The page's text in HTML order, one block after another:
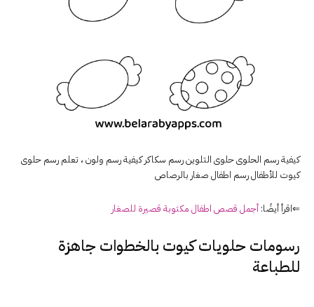
كيفية رسم الحلوى حلوى التلوين رسم سكاكر كيفية رسم ولون ، تعلم رسم حلوى
كيوت للأطفال رسم اطفال صغار بالرصاص
⇐اقرأ أيضًا: أجمل قصص اطفال مكتوبة قصيرة للصغار
رسومات حلويات كيوت بالخطوات جاهزة
للطباعة